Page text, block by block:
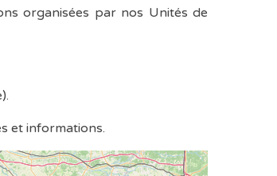
organisées par nos Unités de
et informations.